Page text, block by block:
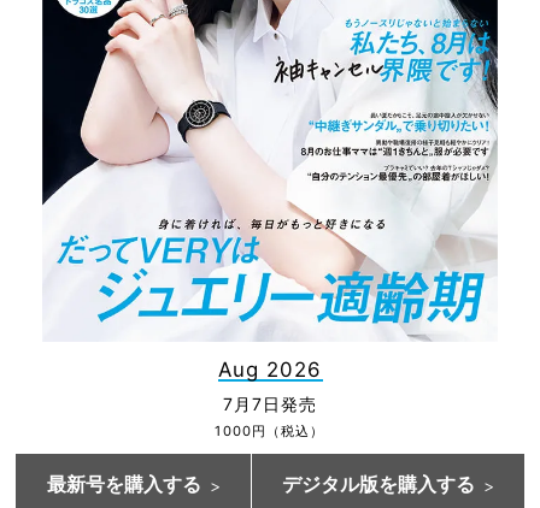
Aug 2026
7月7日発売
1000円（税込）
最新号を購入する デジタル版を購入する